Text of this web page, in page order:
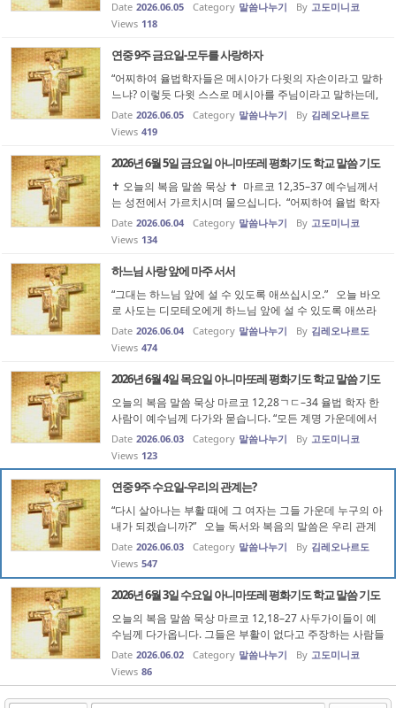
와 윗자리를 즐기며 과부들의 가산을 삼키면서도 남에게 보
Date 2026.06.05 Category 말씀나누기 By 고도미니코
Views 118
연중 9주 금요일-모두를 사랑하자
“어찌하여 율법학자들은 메시아가 다윗의 자손이라고 말하
느냐? 이렇듯 다윗 스스로 메시아를 주님이라고 말하는데,
어떻게 메시아가 다윗의 자손이 되느냐?” “율법 학자들이
메시아를 다윗의 자손이라고 생각하고, 또 그렇기를 바라는
Date 2026.06.05 Category 말씀나누기 By 김레오나르도
Views 419
2026년 6월 5일 금요일 아니마또레 평화기도 학교 말씀 기도
✝️ 오늘의 복음 말씀 묵상 ✝️ 마르코 12,35–37 예수님께서
는 성전에서 가르치시며 물으십니다. “어찌하여 율법 학자
들은 메시아가 다윗의 자손이라고 말하느냐? 다윗이 성령
의 감동을 받아 ‘주님께서 내 주님께 말씀하셨다’고 하지 않
Date 2026.06.04 Category 말씀나누기 By 고도미니코
Views 134
하느님 사랑 앞에 마주 서서
“그대는 하느님 앞에 설 수 있도록 애쓰십시오.” 오늘 바오
로 사도는 디모테오에게 하느님 앞에 설 수 있도록 애쓰라
고 하는데 이 말이 지금의 제게는 이런 말로 들립니다. 하느
님 안에 사는 것으로 만족하지 말고 하느님 앞에 서라는 말
Date 2026.06.04 Category 말씀나누기 By 김레오나르도
Views 474
2026년 6월 4일 목요일 아니마또레 평화기도 학교 말씀 기도
오늘의 복음 말씀 묵상 마르코 12,28ㄱㄷ–34 율법 학자 한
사람이 예수님께 다가와 묻습니다. “모든 계명 가운데에서
첫째가는 계명은 무엇입니까?” 예수님께서는 먼저 “이스라
엘아, 들어라. 주 우리 하느님은 한 분이신 주님이시다. 그러
므로 너는 마음을 다...
Date 2026.06.03 Category 말씀나누기 By 고도미니코
Views 123
연중 9주 수요일-우리의 관계는?
“다시 살아나는 부활 때에 그 여자는 그들 가운데 누구의 아
내가 되겠습니까?” 오늘 독서와 복음의 말씀은 우리 관계
를 생각하게 합니다. 지금 우리의 관계는 어떻고 미래 우리
관계는 어떠해야 하는지 말입니다. 그리고 지금 우리의 관
계는 어떻게 맺어졌고...
Date 2026.06.03 Category 말씀나누기 By 김레오나르도
Views 547
2026년 6월 3일 수요일 아니마또레 평화기도 학교 말씀 기도
오늘의 복음 말씀 묵상 마르코 12,18–27 사두가이들이 예
수님께 다가옵니다. 그들은 부활이 없다고 주장하는 사람들
이었습니다. 그들은 한 여인이 차례로 일곱 형제의 아내가
된 경우를 들어 부활 때에 그 여인이 누구의 아내가 되겠느
냐고 묻습니다. 겉으로...
Date 2026.06.02 Category 말씀나누기 By 고도미니코
Views 86